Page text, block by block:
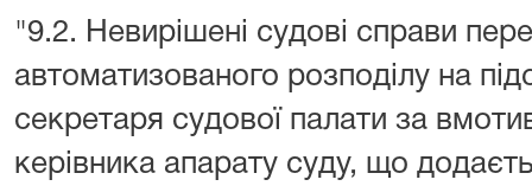
"9.2. Невирішені судові справи
автоматизованого розподілу на
секретаря судової палати за
керівника апарату суду, що